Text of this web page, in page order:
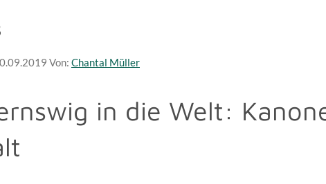
Von: Chantal Müller
in die Welt: